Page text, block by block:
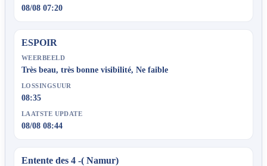
08/08 07:20
ESPOIR
WEERBEELD
Très beau, très bonne visibilité, Ne faible
LOSSINGSUUR
08:35
LAATSTE UPDATE
08/08 08:44
Entente des 4 -( Namur)